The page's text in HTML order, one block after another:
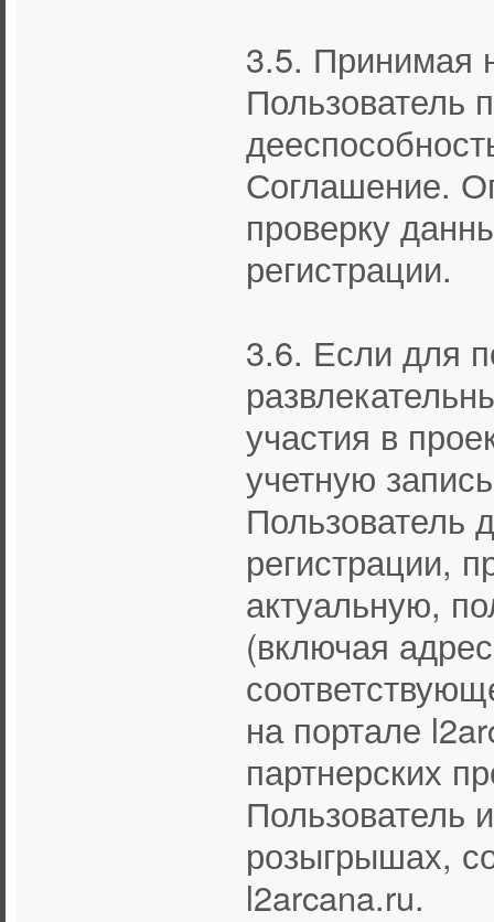
3.5. Принимая
Пользователь
Соглашение.
проверку
регистрации.
3.6. Если для
участия в
учетную
Пользователь
регистрации,
актуальную,
(включая
на портале
партнерских
Пользователь
розыгрышах,
l2arcana.ru.